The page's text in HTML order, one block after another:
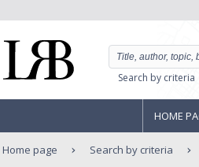
Search by criteria
HOME
Home page Search by criteria